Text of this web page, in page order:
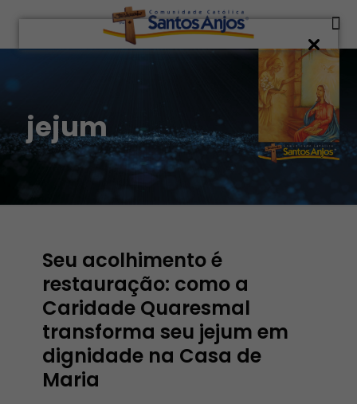
jejum
Seu acolhimento é
restauração: como a
Caridade Quaresmal
transforma seu jejum em
dignidade na Casa de
Maria